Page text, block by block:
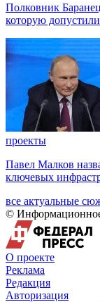
Полковник
которую
проекты
Павел Малков
ключевых
все актуальные
© Информационное
О проекте
Реклама
Редакция
Авторизация